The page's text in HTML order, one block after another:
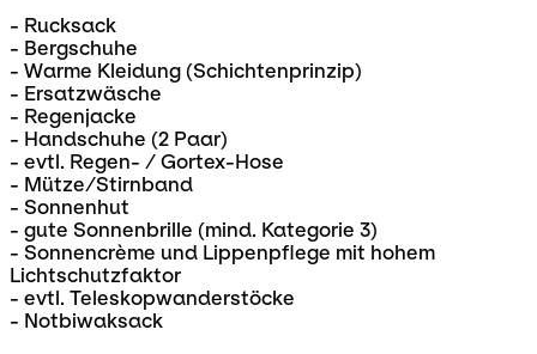
- Rucksack
- Bergschuhe
- Warme Kleidung (Schichtenprinzip)
- Ersatzwäsche
- Regenjacke
- Handschuhe (2 Paar)
- evtl. Regen- / Gortex-Hose
- Mütze/Stirnband
- Sonnenhut
- gute Sonnenbrille (mind. Kategorie 3)
- Sonnencrème und Lippenpflege mit hohem
Lichtschutzfaktor
- evtl. Teleskopwanderstöcke
- Notbiwaksack